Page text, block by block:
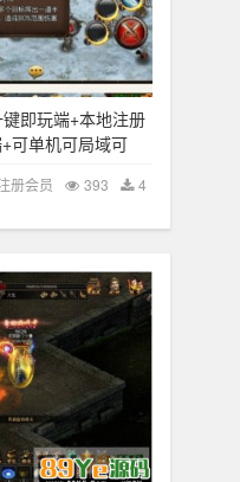
即玩端+本地注册
可单机可局域可
4
393
册会员